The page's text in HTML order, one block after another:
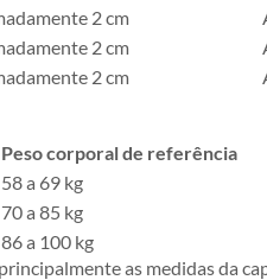
2 cm
2 cm
2 cm
Peso corporal de referência
58 a 69 kg
70 a 85 kg
86 a 100 kg
as medidas da